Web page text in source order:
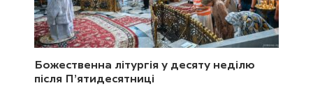
Божественна літургія у десяту неділю
після П’ятидесятниці